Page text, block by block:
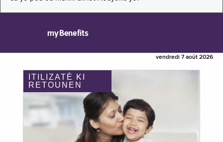
myBenefits
vendredi 7 août 2026
ITILIZATÈ KI
RETOUNEN